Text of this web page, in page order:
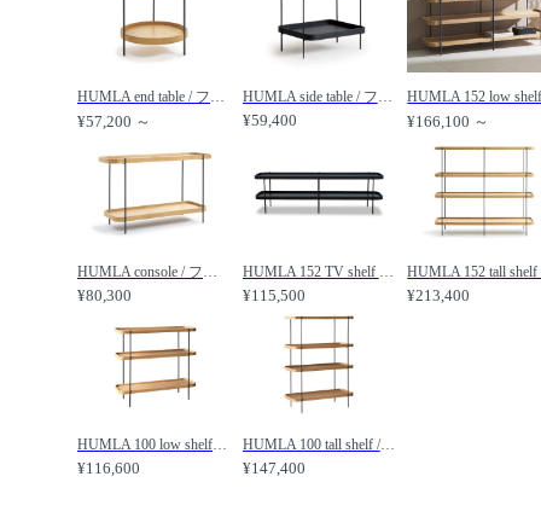
HUMLA end table / フムラ エンドテーブル / moda en casa / モーダ・エン・カーサ
¥57,200 ～
HUMLA side table / フムラ サイドテーブル / moda en casa / モーダ・エン・カーサ
¥59,400 ¥166,100 ～
HUMLA console / フムラ コンソール / moda en casa / モーダ・エン・カーサ
¥80,300
HUMLA 152 TV shelf / フムラ 152 TVシェルフ / moda en casa / モーダ・エン・カーサ
¥115,500 ¥213,400
HUMLA 100 low shelf / フムラ 100 ローシェルフ / moda en casa / モーダ・エン・カーサ
¥116,600
HUMLA 100 tall shelf / フムラ 100 トールシェルフ / moda en casa / モーダ・エン・カーサ
¥147,400